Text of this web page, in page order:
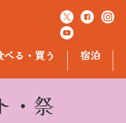
べる・買う 宿泊
・祭